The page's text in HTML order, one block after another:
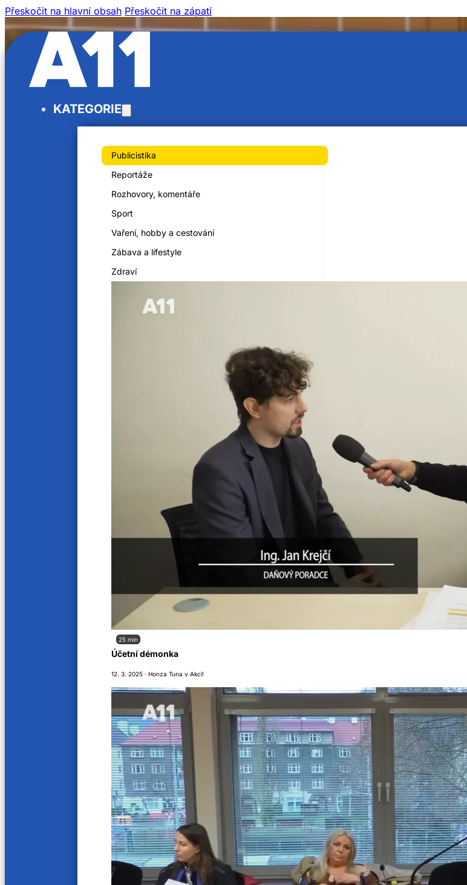
Přeskočit na hlavní obsah Přeskočit na zápatí
KATEGORIE
Publicistika
Reportáže
Rozhovory, komentáře
Sport
Vaření, hobby a cestování
Zábava a lifestyle
Zdraví
25 min
Účetní démonka
12. 3. 2025 · Honza Tuna v Akci!Prvomájové oslavy
Jitka Večeřová·2. 5. 2023·0 komentář